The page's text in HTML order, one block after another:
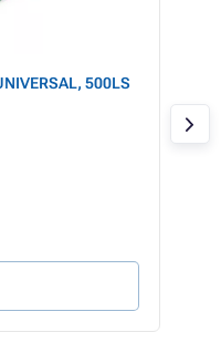
500LS